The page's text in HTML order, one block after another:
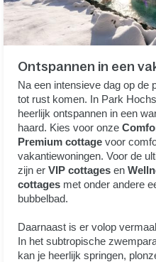
Ontspannen in een
Na een intensieve dag op de
tot rust komen. In Park
heerlijk ontspannen in een
haard. Kies voor onze
Premium cottage voor
vakantiewoningen. Voor de
zijn erVIP cottages en
cottages met onder andere
bubbelbad.
Daarnaast is er volop
In het subtropische
kan je heerlijk springen,